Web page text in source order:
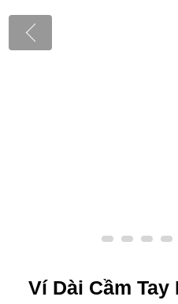
Ví Dài Cầm Tay